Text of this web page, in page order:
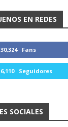
EN REDES
30,324 Fans
6,110 Seguidores
SOCIALES